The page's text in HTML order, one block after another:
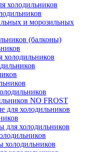
холодильников
и морозильных
(балконы)
холодильников
NO FROST
для холодильников
для холодильников
холодильников